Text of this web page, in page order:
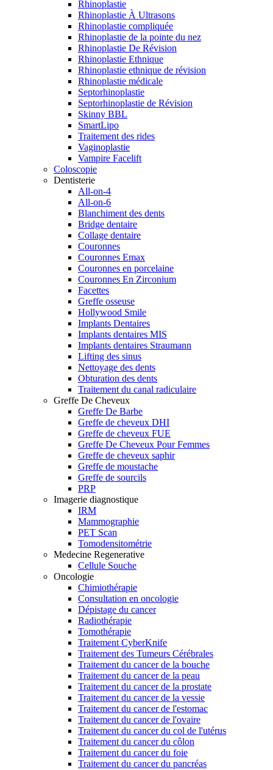
Rhinoplastie
Rhinoplastie À Ultrasons
Rhinoplastie compliquée
Rhinoplastie de la pointe du nez
Rhinoplastie De Révision
Rhinoplastie Ethnique
Rhinoplastie ethnique de révision
Rhinoplastie médicale
Septorhinoplastie
Septorhinoplastie de Révision
Skinny BBL
SmartLipo
Traitement des rides
Vaginoplastie
Vampire Facelift
Coloscopie
Dentisterie
All-on-4
All-on-6
Blanchiment des dents
Bridge dentaire
Collage dentaire
Couronnes
Couronnes Emax
Couronnes en porcelaine
Couronnes En Zirconium
Facettes
Greffe osseuse
Hollywood Smile
Implants Dentaires
Implants dentaires MIS
Implants dentaires Straumann
Lifting des sinus
Nettoyage des dents
Obturation des dents
Traitement du canal radiculaire
Greffe De Cheveux
Greffe De Barbe
Greffe de cheveux DHI
Greffe de cheveux FUE
Greffe De Cheveux Pour Femmes
Greffe de cheveux saphir
Greffe de moustache
Greffe de sourcils
PRP
Imagerie diagnostique
IRM
Mammographie
PET Scan
Tomodensitométrie
Medecine Regenerative
Cellule Souche
Oncologie
Chimiothérapie
Consultation en oncologie
Dépistage du cancer
Radiothérapie
Tomothérapie
Traitement CyberKnife
Traitement des Tumeurs Cérébrales
Traitement du cancer de la bouche
Traitement du cancer de la peau
Traitement du cancer de la prostate
Traitement du cancer de la vessie
Traitement du cancer de l'estomac
Traitement du cancer de l'ovaire
Traitement du cancer du col de l'utérus
Traitement du cancer du côlon
Traitement du cancer du foie
Traitement du cancer du pancréas